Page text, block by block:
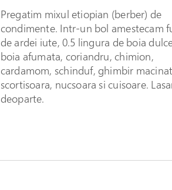
Pregatim mixul etiopian (berber) de
condimente. Intr-un bol amestecam
de ardei iute, 0.5 lingura de boia
boia afumata, coriandru, chimion,
cardamom, schinduf, ghimbir
scortisoara, nucsoara si cuisoare.
deoparte.